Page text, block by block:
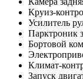
Круиз-
Усилитель
Парктроник
Бортовой
Климат-
Запуск